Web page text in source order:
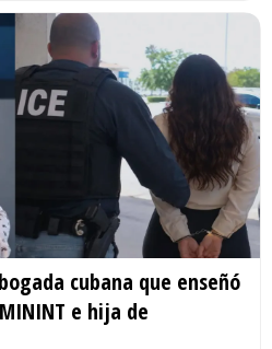
cubana que enseñó
e hija de